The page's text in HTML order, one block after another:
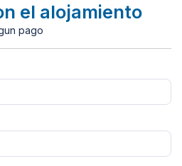
el alojamiento
pago